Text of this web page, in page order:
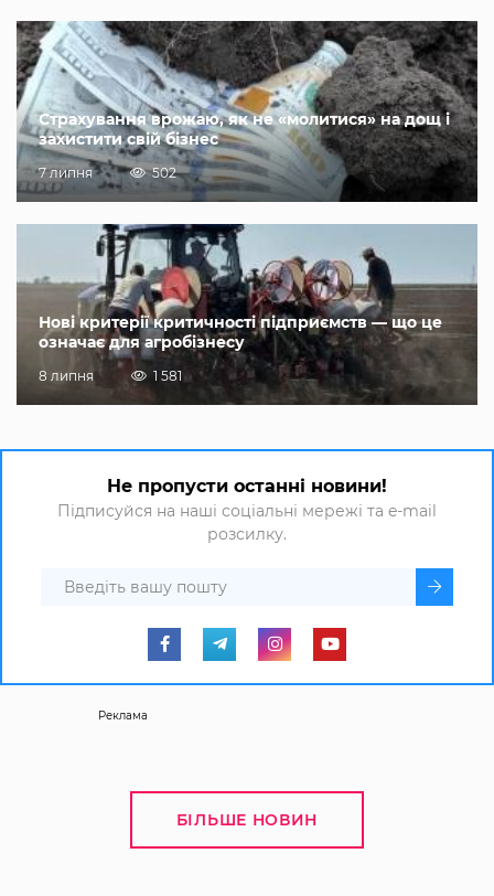
Страхування врожаю, як не «молитися» на дощ і
захистити свій бізнес
7 липня 502
Нові критерії критичності підприємств — що це
означає для агробізнесу
8 липня 1 581
Не пропусти останні новини!
Підписуйся на наші соціальні мережі та e-mail
розсилку.
Реклама
БІЛЬШЕ НОВИН